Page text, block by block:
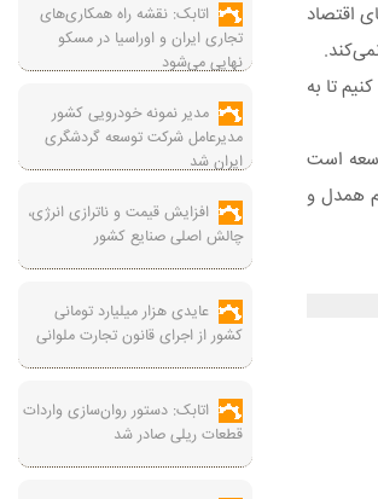
اقتصاد
تا به
است
همدل و
اتابک: نقشه راه همکاری‌های
تجاری ایران و اوراسیا در مسکو
نهایی می‌شود
مدیر نمونه خودرویی کشور
مدیرعامل شرکت توسعه گردشگری
ایران شد
افزایش قیمت و ناترازی انرژی،
چالش اصلی صنایع کشور
عایدی هزار میلیارد تومانی
کشور از اجرای قانون تجارت ملوانی
اتابک: دستور روان‌سازی واردات
قطعات ریلی صادر شد